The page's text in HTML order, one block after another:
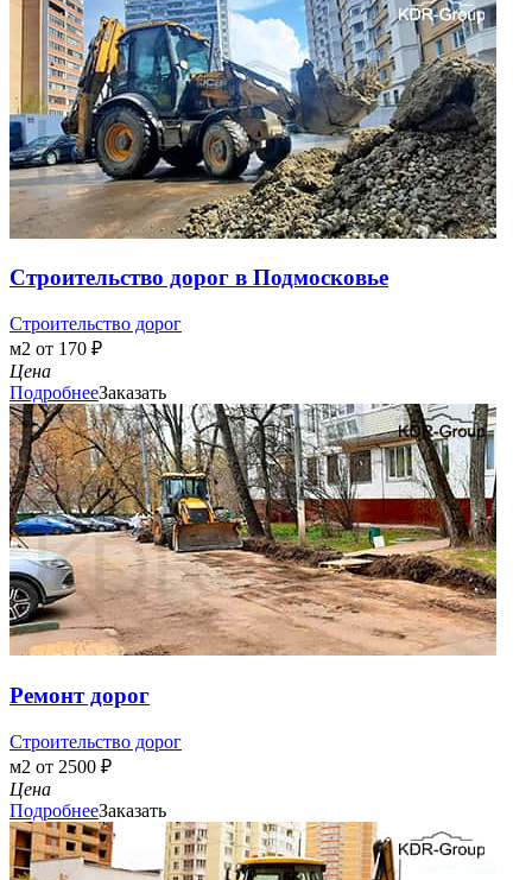
Строительство дорог в Подмосковье
Строительство дорог
м2 от 170 ₽
Цена
ПодробнееЗаказать
Ремонт дорог
Строительство дорог
м2 от 2500 ₽
Цена
ПодробнееЗаказать